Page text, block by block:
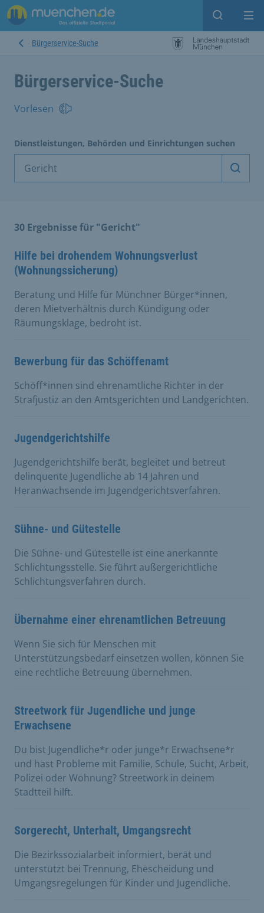
Suche
Bürgerservice-Suche
Bürgerservice-Suche
Vorlesen
Dienstleistungen, Behörden und Einrichtungen suchen
30 Ergebnisse für "Gericht"
Hilfe bei drohendem Wohnungsverlust
(Wohnungssicherung)
Beratung und Hilfe für Münchner Bürger*innen,
deren Mietverhältnis durch Kündigung oder
Räumungsklage, bedroht ist.
Bewerbung für das Schöffenamt
Schöff*innen sind ehrenamtliche Richter in der
Strafjustiz an den Amtsgerichten und Landgerichten.
Jugendgerichtshilfe
Jugendgerichtshilfe berät, begleitet und betreut
delinquente Jugendliche ab 14 Jahren und
Heranwachsende im Jugendgerichtsverfahren.
Sühne- und Gütestelle
Die Sühne- und Gütestelle ist eine anerkannte
Schlichtungsstelle. Sie führt außergerichtliche
Schlichtungsverfahren durch.
Übernahme einer ehrenamtlichen Betreuung
Wenn Sie sich für Menschen mit
Unterstützungsbedarf einsetzen wollen, können Sie
eine rechtliche Betreuung übernehmen.
Streetwork für Jugendliche und junge
Erwachsene
Du bist Jugendliche*r oder junge*r Erwachsene*r
und hast Probleme mit Familie, Schule, Sucht, Arbeit,
Polizei oder Wohnung? Streetwork in deinem
Stadtteil hilft.
Sorgerecht, Unterhalt, Umgangsrecht
Die Bezirkssozialarbeit informiert, berät und
unterstützt bei Trennung, Ehescheidung und
Umgangsregelungen für Kinder und Jugendliche.